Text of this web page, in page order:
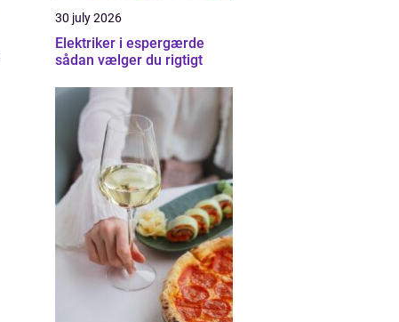
30 july 2026
Elektriker i espergærde
sådan vælger du rigtigt